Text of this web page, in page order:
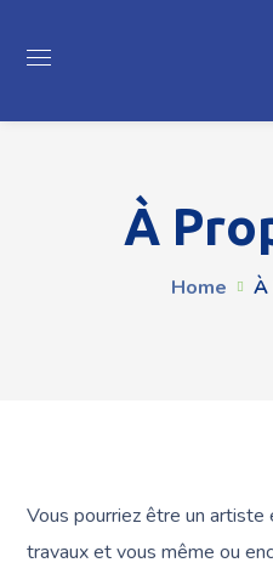
À
Home À
Vous pourriez être un
travaux et vous même ou